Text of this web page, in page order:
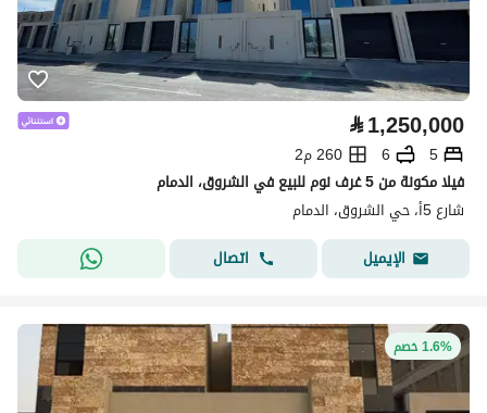
⃁1,250,000
5
6
260 م2
فيلا مكونة من 5 غرف نوم للبيع في الشروق، الدمام
شارع 5أ، حي الشروق، الدمام
الإيميل
اتصال
1.6% خصم